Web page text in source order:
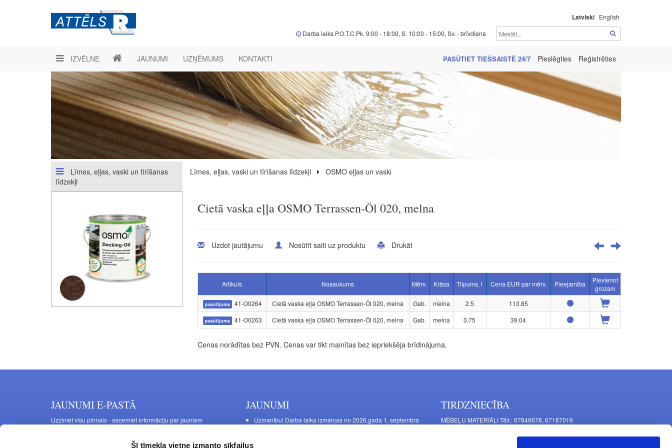
Šī tīmekļa vietne izmanto sīkfailus
Latviski English
Darba laiks P.O.T.C.Pk. 9:00 - 18:00, S. 10:00 - 15:00, Sv. - brīvdiena
IZVĒLNE JAUNUMI UZŅĒMUMS KONTAKTI PASŪTIET TIEŠSAISTĒ 24/7 Pieslēgties Reģistrēties
Līmes, eļļas, vaski un tīrīšanas
līdzekļi
Līmes, eļļas, vaski un tīrīšanas līdzekļi OSMO eļļas un vaski
Cietā vaska eļļa OSMO Terrassen-Öl 020, melna
Uzdot jautājumu Nosūtīt saiti uz produktu Drukāt
Artikuls Nosaukums Mērv. Krāsa Tilpums, l Cena EUR par mērv. Pieejamība
Pievienot
grozam
pasūtījums 41-O0264 Cietā vaska eļļa OSMO Terrassen-Öl 020, melna Gab. melna 2.5 113.85
pasūtījums 41-O0263 Cietā vaska eļļa OSMO Terrassen-Öl 020, melna Gab. melna 0.75 39.04
Cenas norādītas bez PVN. Cenas var tikt mainītas bez iepriekšēja brīdinājuma.
JAUNUMI E-PASTĀ
Uzziniet visu pirmais - saņemiet informāciju par jauniem
JAUNUMI
Uzmanību! Darba laika izmaiņas no 2026.gada 1. septembra
TIRDZNIECĪBA
MĒBEĻU MATERIĀLI Tālr.: 67846678, 67187016
Mašīnu iela 11, Rīga, LV-1063, Latvija